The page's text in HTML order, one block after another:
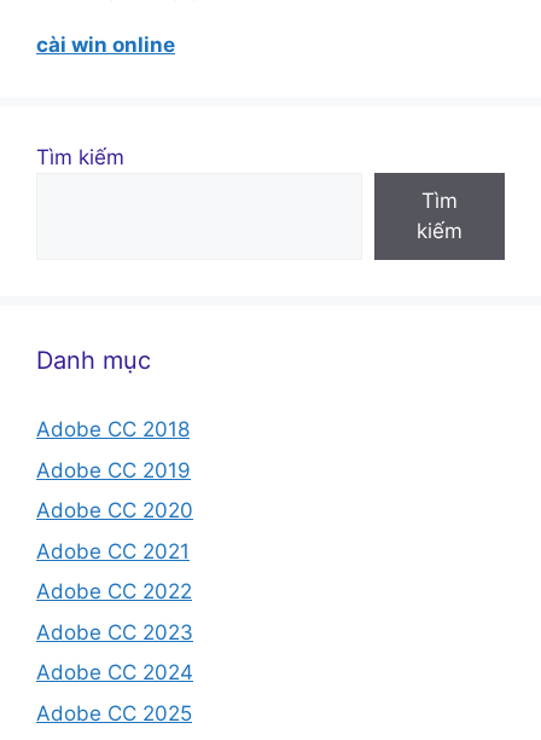
cài win online
Tìm kiếm
Tìm
kiếm
Danh mục
Adobe CC 2018
Adobe CC 2019
Adobe CC 2020
Adobe CC 2021
Adobe CC 2022
Adobe CC 2023
Adobe CC 2024
Adobe CC 2025